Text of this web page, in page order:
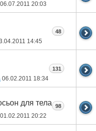
06.07.2011 20:03
14:45
48
06.02.2011 18:34
131
для тела
01.02.2011 20:22
98